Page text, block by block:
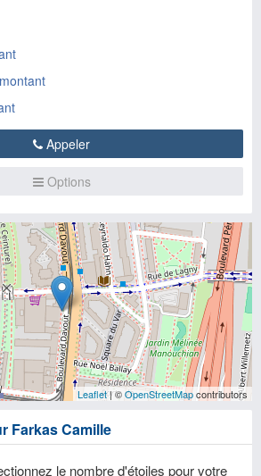
Appeler
Options
Leaflet| ©OpenStreetMapcontributors
Farkas Camille
le nombre d'étoiles pour votre